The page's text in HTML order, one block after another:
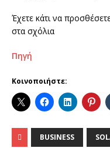
Έχετε κάτι να
στα σχόλια
Πηγή
Κοινοποιήστε:
BUSINESS